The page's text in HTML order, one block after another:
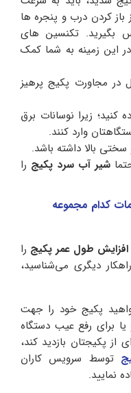
کردن درب و پنجره ها
بگیرید. تکنسین های
این زمینه به شما کمک
در مجاورت پکیج پرهیز
کنید؛ زیرا نوسانات برق
وارد کنند.
بالا داشته باشد.
شیر آب سرد پکیج را
کدام مجموعه
افزایش طول عمر پکیج را
دیگری می‌شناسید،
پکیج خود را جهت
برای رفع عیب دستگاه
پکیجتان بازدید کند،
توسط سرویس کاران
نمایید.